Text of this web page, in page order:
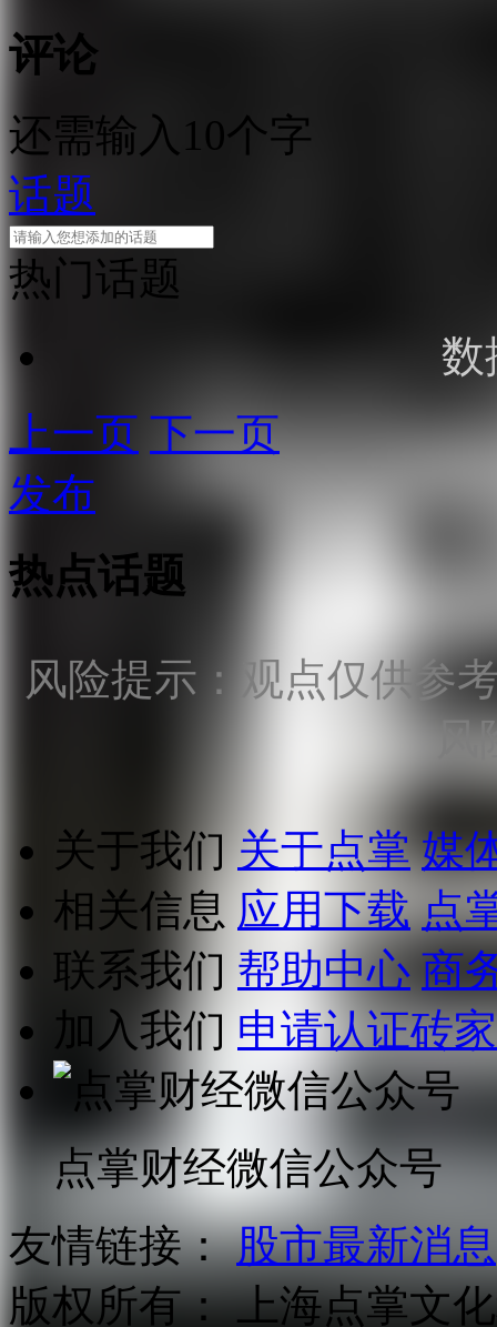
评论
还需输入10个字
话题
热门话题
数
上一页 下一页
发布
热点话题
风险提示：观点仅供参
关于我们 关于点掌 媒
相关信息 应用下载 点
联系我们 帮助中心 商
加入我们 申请认证砖家
点掌财经微信公众号
友情链接： 股市最新消息
版权所有： 上海点掌文